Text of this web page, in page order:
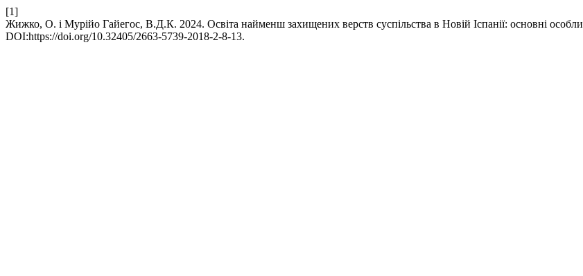
[1]
Жижко, О. і Мурійо Гайегос, В.Д.К. 2024. Освіта найменш захищених верств суспільства в Новій Іспанії: основні
DOI:https://doi.org/10.32405/2663-5739-2018-2-8-13.